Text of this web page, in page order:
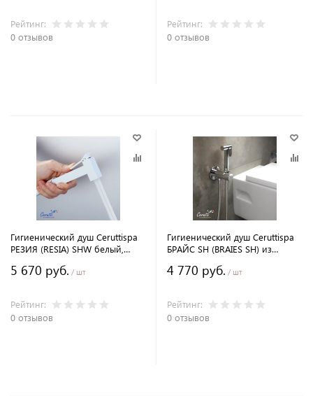
Рейтинг:
0 отзывов
Рейтинг:
0 отзывов
Гигиенический душ Ceruttispa
РЕЗИЯ (RESIA) SHW белый,
5 670 руб. / шт
Рейтинг:
0 отзывов
Гигиенический душ Ceruttispa
БРАЙС SH (BRAIES SH) из
4 770 руб. / шт
Рейтинг:
0 отзывов